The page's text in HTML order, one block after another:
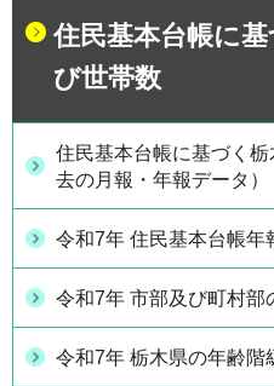
住民基本台帳に
び世帯数
住民基本台帳に基づく
去の月報・年報データ）
令和7年 住民基本台帳年
令和7年 市部及び町村部
令和7年 栃木県の年齢階